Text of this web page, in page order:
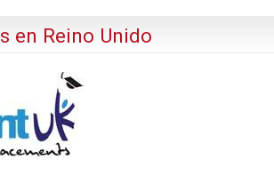
en Reino Unido